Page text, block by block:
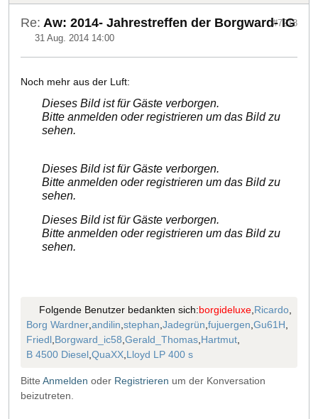
Re: Aw: 2014- Jahrestreffen der Borgward- IG
31 Aug. 2014 14:00
#7218
Noch mehr aus der Luft:
Dieses Bild ist für Gäste verborgen.
Bitte anmelden oder registrieren um das Bild zu
sehen.
Dieses Bild ist für Gäste verborgen.
Bitte anmelden oder registrieren um das Bild zu
sehen.
Dieses Bild ist für Gäste verborgen.
Bitte anmelden oder registrieren um das Bild zu
sehen.
Folgende Benutzer bedankten sich:borgideluxe, Ricardo,
Borg Wardner andilin stephan Jadegrün fujuergen Gu61H
Friedl Borgward_ic58 Gerald_Thomas Hartmut
B 4500 Diesel QuaXX Lloyd LP 400 s
Bitte Anmelden oder Registrieren um der Konversation
beizutreten.